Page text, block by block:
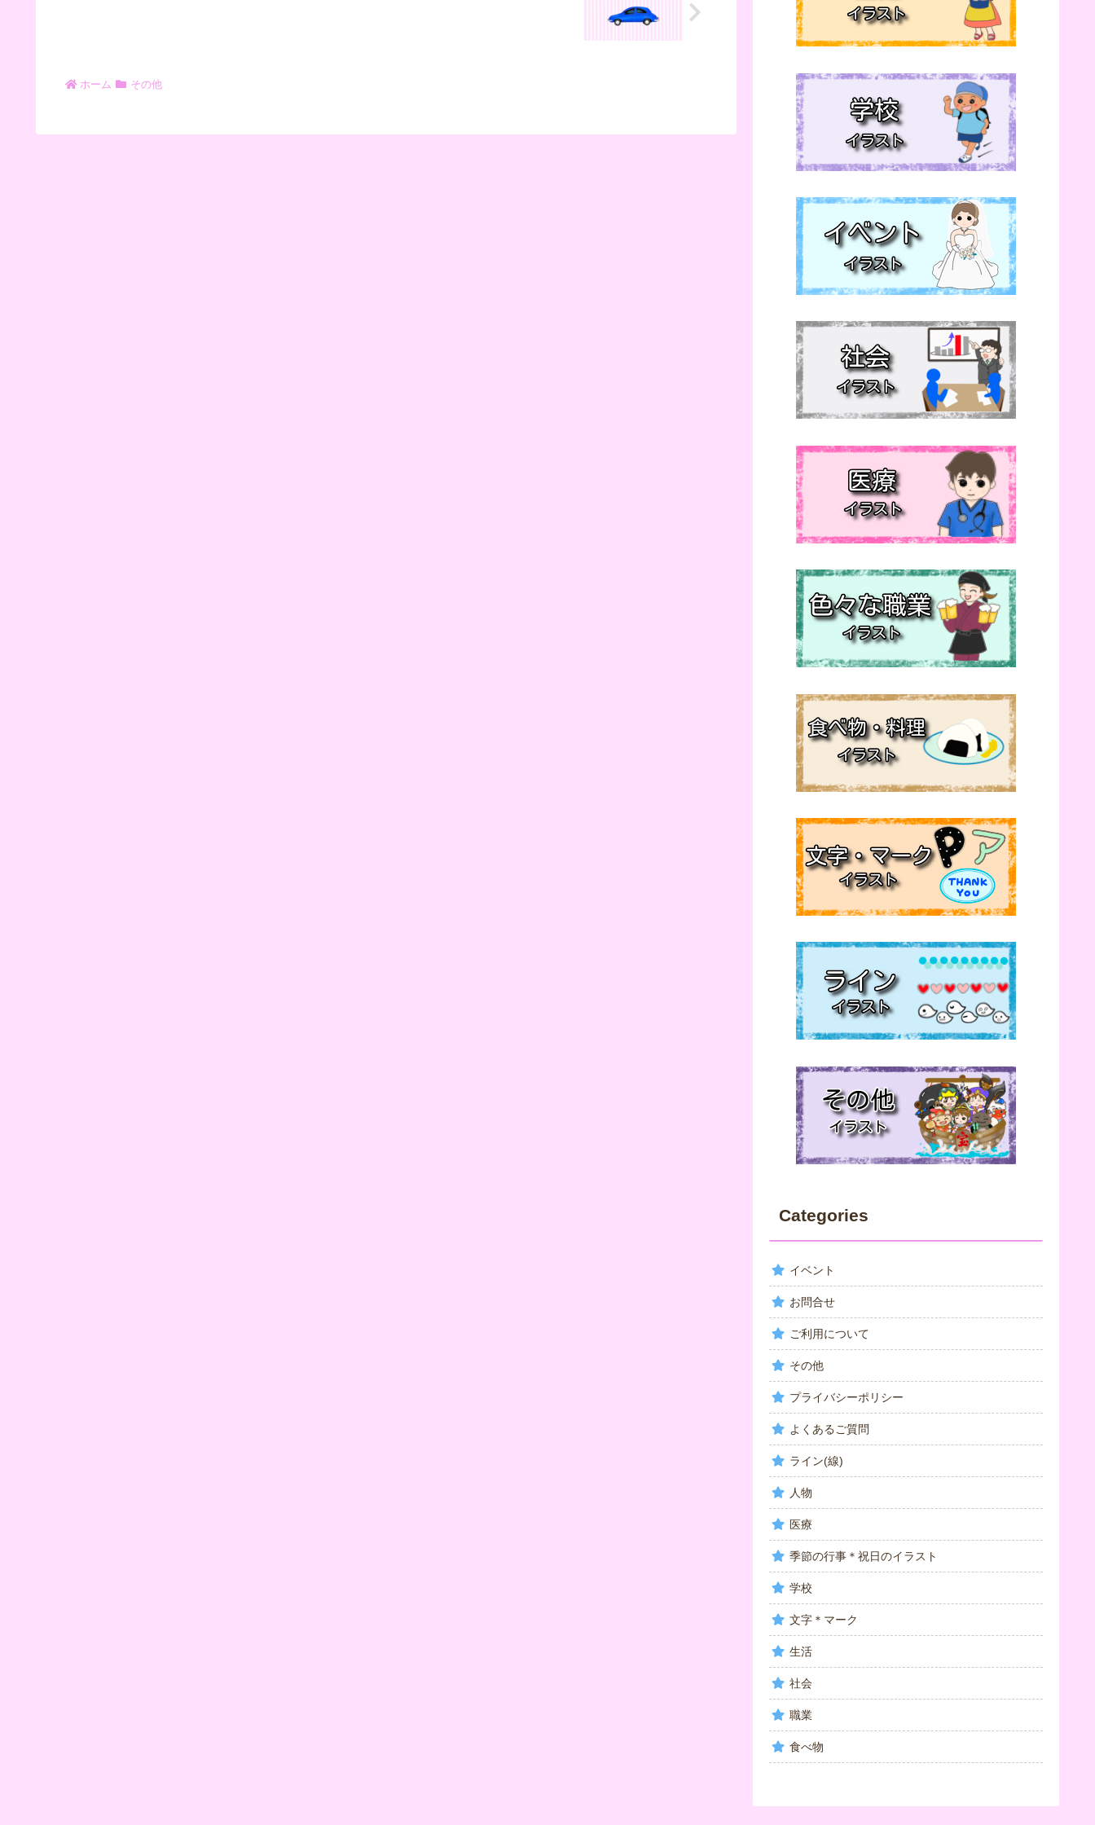
ホーム その他
Categories
イベント
お問合せ
ご利用について
その他
プライバシーポリシー
よくあるご質問
ライン(線)
人物
医療
季節の行事＊祝日のイラスト
学校
文字＊マーク
生活
社会
職業
食べ物